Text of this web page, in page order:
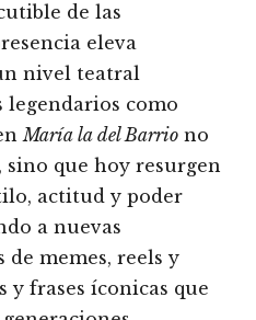
de las
eleva
nivel teatral
legendarios como
María la del Barrio no
sino que hoy resurgen
actitud y poder
a nuevas
de memes, reels y
frases íconicas que